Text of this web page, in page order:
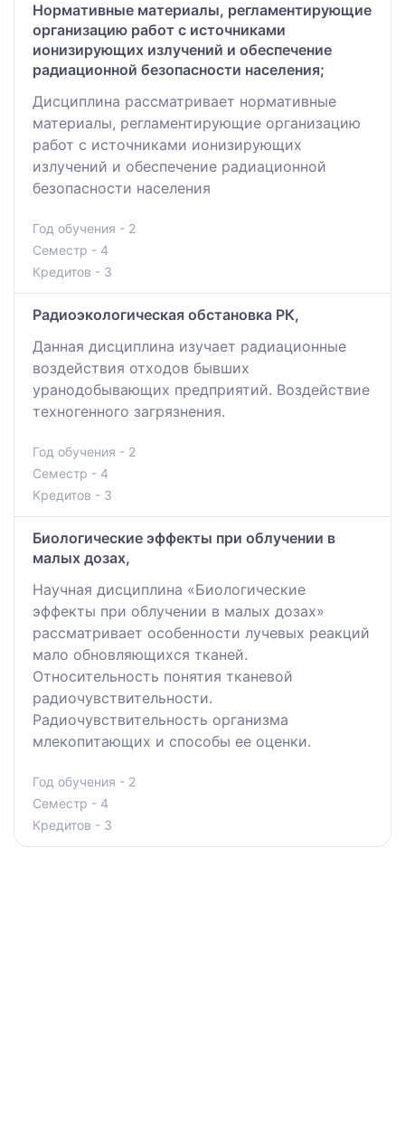
Нормативные материалы, регламентирующие
организацию работ с источниками
ионизирующих излучений и обеспечение
радиационной безопасности населения;
Дисциплина рассматривает нормативные
материалы, регламентирующие организацию
работ с источниками ионизирующих
излучений и обеспечение радиационной
безопасности населения
Год обучения - 2
Семестр - 4
Кредитов - 3
Радиоэкологическая обстановка РК,
Данная дисциплина изучает радиационные
воздействия отходов бывших
уранодобывающих предприятий. Воздействие
техногенного загрязнения.
Год обучения - 2
Семестр - 4
Кредитов - 3
Биологические эффекты при облучении в
малых дозах,
Научная дисциплина «Биологические
эффекты при облучении в малых дозах»
рассматривает особенности лучевых реакций
мало обновляющихся тканей.
Относительность понятия тканевой
радиочувствительности.
Радиочувствительность организма
млекопитающих и способы ее оценки.
Год обучения - 2
Семестр - 4
Кредитов - 3